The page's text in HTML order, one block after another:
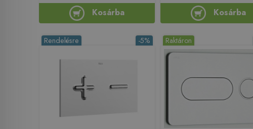
Kosárba Kosárba
-5%
Rendelésre Raktáron